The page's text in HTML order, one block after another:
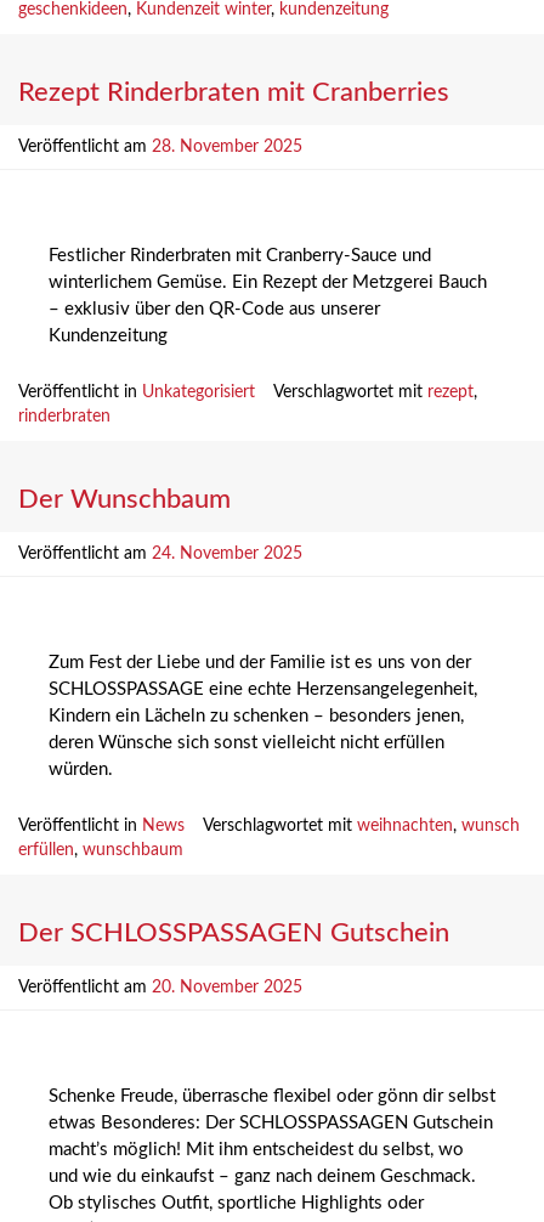
geschenkideen, Kundenzeit winter, kundenzeitung
Rezept Rinderbraten mit Cranberries
Veröffentlicht am 28. November 2025
Festlicher Rinderbraten mit Cranberry-Sauce und
winterlichem Gemüse. Ein Rezept der Metzgerei Bauch
– exklusiv über den QR-Code aus unserer
Kundenzeitung
Veröffentlicht in Unkategorisiert Verschlagwortet mit rezept,
rinderbraten
Der Wunschbaum
Veröffentlicht am 24. November 2025
Zum Fest der Liebe und der Familie ist es uns von der
SCHLOSSPASSAGE eine echte Herzensangelegenheit,
Kindern ein Lächeln zu schenken – besonders jenen,
deren Wünsche sich sonst vielleicht nicht erfüllen
würden.
Veröffentlicht in News Verschlagwortet mit weihnachten, wunsch
erfüllen, wunschbaum
Der SCHLOSSPASSAGEN Gutschein
Veröffentlicht am 20. November 2025
Schenke Freude, überrasche flexibel oder gönn dir selbst
etwas Besonderes: Der SCHLOSSPASSAGEN Gutschein
macht’s möglich! Mit ihm entscheidest du selbst, wo
und wie du einkaufst – ganz nach deinem Geschmack.
Ob stylisches Outfit, sportliche Highlights oder